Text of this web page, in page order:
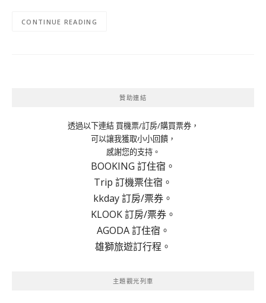
CONTINUE READING
贊助連結
透過以下連結 買機票/訂房/購買票券，
可以讓我獲取小小回饋，
感謝您的支持。
BOOKING 訂住宿。
Trip 訂機票住宿。
kkday 訂房/票券。
KLOOK 訂房/票券。
AGODA 訂住宿。
雄獅旅遊訂行程。
主題觀光列車